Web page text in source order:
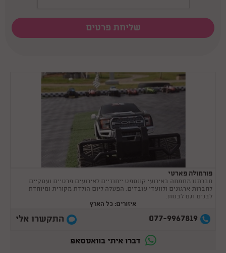
פורמולה פארטי
חברתנו מתמחה באירועי קונספט ייחודיים לאירועים פרטיים ועסקיים
לחברות ארגונים ולוועדי עובדים. הפעלה ליום הולדת מקורית ומיוחדת
לבנים וגם לבנות.
איזורים: כל הארץ
077-9967819 התקשרו אלי
דברו איתי בוואטסאפ